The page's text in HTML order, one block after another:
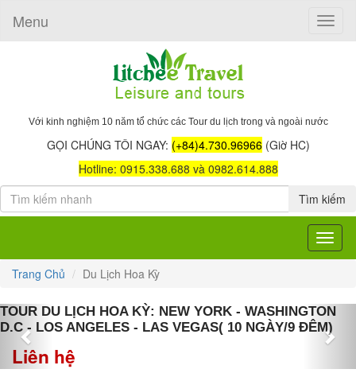
Toggle
Menu
Với kinh nghiệm 10 năm tổ chức các Tour du lịch trong và ngoài nước
GỌI CHÚNG TÔI NGAY: (+84)4.730.96966 (Giờ HC)
Hotline: 0915.338.688 và 0982.614.888
Tìm kiếm
Toggle
Trang Chủ Du Lịch Hoa Kỳ
TOUR DU LỊCH HOA KỲ: NEW YORK - WASHINGTON
D.C - LOS ANGELES - LAS VEGAS( 10 NGÀY/9 ĐÊM)
Liên hệ
Previous